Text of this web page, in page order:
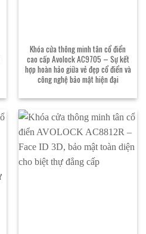
Khóa cửa thông minh tân cổ điển
cao cấp Avolock AC9705 – Sự kết
hợp hoàn hảo giữa vẻ đẹp cổ điển và
công nghệ bảo mật hiện đại